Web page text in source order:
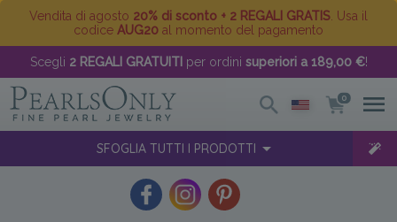
Vendita di agosto 20% di sconto + 2 REGALI GRATIS . Usa il
codice AUG20 al momento del pagamento
Scegli 2 REGALI GRATUITI per ordini superiori a 189,00 €!
0
SFOGLIA TUTTI I PRODOTTI